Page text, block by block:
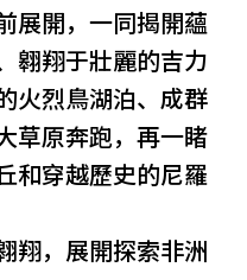
展開，一同揭開蘊
翱翔于壯麗的吉力
火烈鳥湖泊、成群
草原奔跑，再一睹
和穿越歷史的尼羅
翔，展開探索非洲